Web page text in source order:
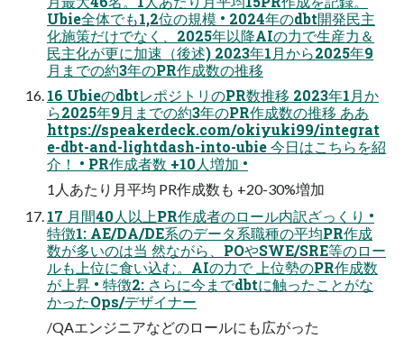
Ubie全体でも1,2位の規模 • 2024年のdbt開発民主
化施策だけでなく、2025年以降AIの力で生産力＆
民主化が更に加速（後述) 2023年1月から2025年9
月までの約3年のPR作成数の推移
16 UbieのdbtレポジトリのPR数推移 2023年1月か
ら2025年9月までの約3年のPR作成数の推移 ああ
https://speakerdeck.com/okiyuki99/integrat
e-dbt-and-lightdash-into-ubie 今日はこちらを紹
介！ • PR作成者数 +10人増加 •
1人あたり月平均 PR作成数も +20-30%増加
17 月間40人以上PR作成者のロール内訳ざっくり •
特徴1: AE/DA/DE系のデータ系職種の平均PR作成
数が多いのは当 然ながら、POやSWE/SRE等のロー
ルも上位に食い込む。AIの力で 上位勢のPR作成数
が上昇 • 特徴2: さらに今までdbtに触ったことがな
かったOps/デザイナー
/QAエンジニアなどのロールにも広がった